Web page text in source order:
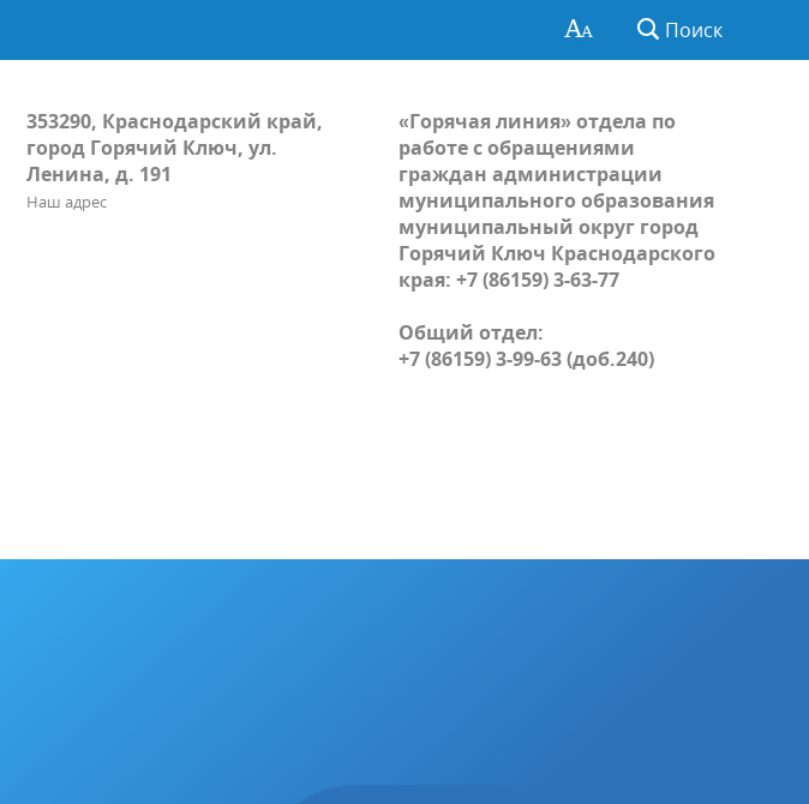
Поиск
353290, Краснодарский край,
город Горячий Ключ, ул.
Ленина, д. 191
Наш адрес
«Горячая линия» отдела по
работе с обращениями
граждан администрации
муниципального образования
муниципальный округ город
Горячий Ключ Краснодарского
края: +7 (86159) 3-63-77
Общий отдел:
+7 (86159) 3-99-63 (доб.240)